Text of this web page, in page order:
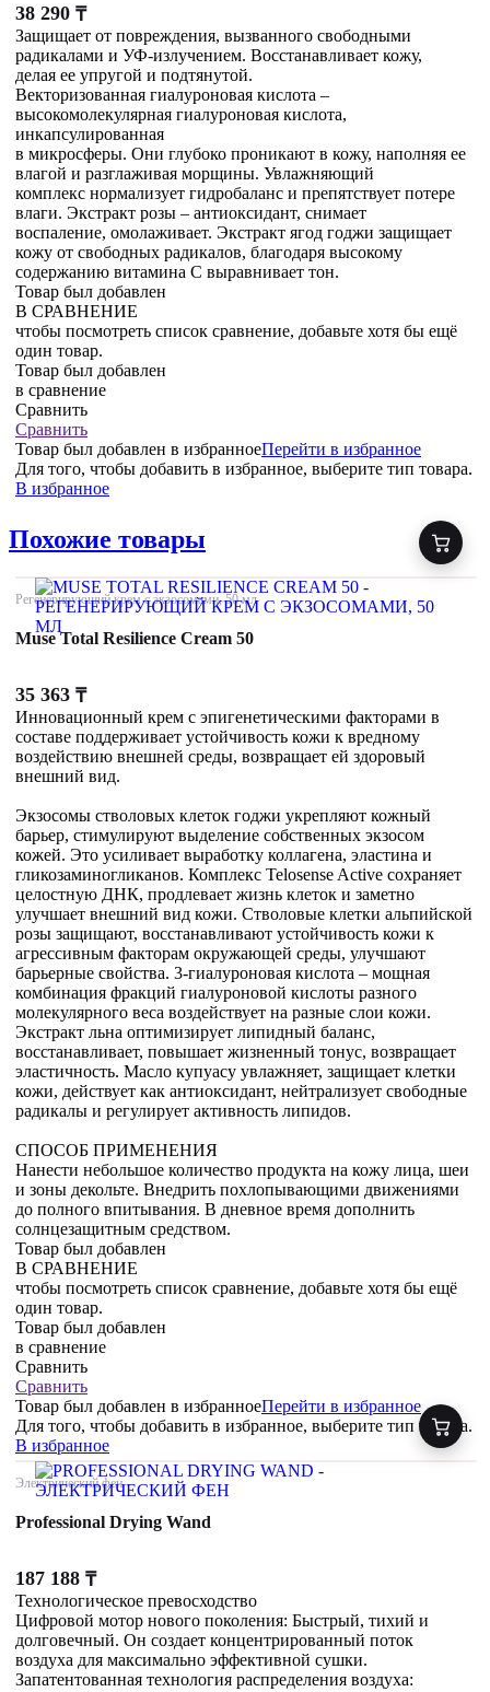
38 290 ₸
Защищает от повреждения, вызванного свободными
радикалами и УФ-излучением. Восстанавливает кожу,
делая ее упругой и подтянутой.
Векторизованная гиалуроновая кислота –
высокомолекулярная гиалуроновая кислота,
инкапсулированная
в микросферы. Они глубоко проникают в кожу, наполняя ее
влагой и разглаживая морщины. Увлажняющий
комплекс нормализует гидробаланс и препятствует потере
влаги. Экстракт розы – антиоксидант, снимает
воспаление, омолаживает. Экстракт ягод годжи защищает
кожу от свободных радикалов, благодаря высокому
содержанию витамина С выравнивает тон.
Товар был добавлен
В СРАВНЕНИЕ
чтобы посмотреть список сравнение, добавьте хотя бы ещё
один товар.
Товар был добавлен
в сравнение
Сравнить
Сравнить
Товар был добавлен в избранноеПерейти в избранное
Для того, чтобы добавить в избранное, выберите тип товара.
В избранное
Похожие товары
Регенерирующий крем с экзосомами, 50 мл
Muse Total Resilience Cream 50
35 363 ₸
Инновационный крем с эпигенетическими факторами в
составе поддерживает устойчивость кожи к вредному
воздействию внешней среды, возвращает ей здоровый
внешний вид.
Экзосомы стволовых клеток годжи укрепляют кожный
барьер, стимулируют выделение собственных экзосом
кожей. Это усиливает выработку коллагена, эластина и
гликозаминогликанов. Комплекс Telosense Active сохраняет
целостную ДНК, продлевает жизнь клеток и заметно
улучшает внешний вид кожи. Стволовые клетки альпийской
розы защищают, восстанавливают устойчивость кожи к
агрессивным факторам окружающей среды, улучшают
барьерные свойства. 3-гиалуроновая кислота – мощная
комбинация фракций гиалуроновой кислоты разного
молекулярного веса воздействует на разные слои кожи.
Экстракт льна оптимизирует липидный баланс,
восстанавливает, повышает жизненный тонус, возвращает
эластичность. Масло купуасу увлажняет, защищает клетки
кожи, действует как антиоксидант, нейтрализует свободные
радикалы и регулирует активность липидов.
СПОСОБ ПРИМЕНЕНИЯ
Нанести небольшое количество продукта на кожу лица, шеи
и зоны декольте. Внедрить похлопывающими движениями
до полного впитывания. В дневное время дополнить
солнцезащитным средством.
Товар был добавлен
В СРАВНЕНИЕ
чтобы посмотреть список сравнение, добавьте хотя бы ещё
один товар.
Товар был добавлен
в сравнение
Сравнить
Сравнить
Товар был добавлен в избранноеПерейти в избранное
Для того, чтобы добавить в избранное, выберите тип товара.
В избранное
Электрический фен
Professional Drying Wand
187 188 ₸
Технологическое превосходство
Цифровой мотор нового поколения: Быстрый, тихий и
долговечный. Он создает концентрированный поток
воздуха для максимально эффективной сушки.
Запатентованная технология распределения воздуха: